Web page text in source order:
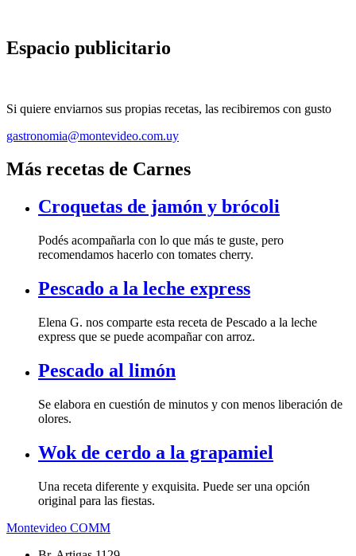
Espacio publicitario
Si quiere enviarnos sus propias recetas, las recibiremos con gusto
gastronomia@montevideo.com.uy
Más recetas de Carnes
Croquetas de jamón y brócoli
Podés acompañarla con lo que más te guste, pero
recomendamos hacerlo con tomates cherry.
Pescado a la leche express
Elena G. nos comparte esta receta de Pescado a la leche
express que se puede acompañar con arroz.
Pescado al limón
Se elabora en cuestión de minutos y con menos liberación de
olores.
Wok de cerdo a la grapamiel
Una receta diferente y exquisita. Puede ser una opción
original para las fiestas.
Montevideo COMM